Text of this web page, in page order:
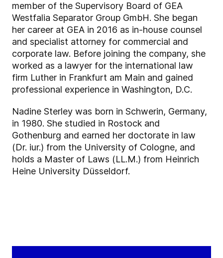
member of the Supervisory Board of GEA
Westfalia Separator Group GmbH. She began
her career at GEA in 2016 as in-house counsel
and specialist attorney for commercial and
corporate law. Before joining the company, she
worked as a lawyer for the international law
firm Luther in Frankfurt am Main and gained
professional experience in Washington, D.C.
Nadine Sterley was born in Schwerin, Germany,
in 1980. She studied in Rostock and
Gothenburg and earned her doctorate in law
(Dr. iur.) from the University of Cologne, and
holds a Master of Laws (LL.M.) from Heinrich
Heine University Düsseldorf.